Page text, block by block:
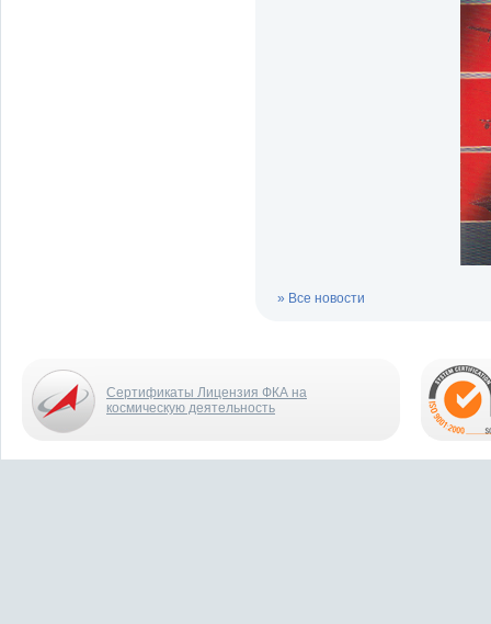
» Все новости
Сертификаты Лицензия ФКА на
космическую деятельность